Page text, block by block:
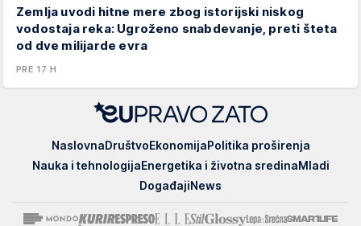
Zemlja uvodi hitne mere zbog istorijski niskog
vodostaja reka: Ugroženo snabdevanje, preti šteta
od dve milijarde evra
PRE 17 H
EUpravo
zato
NaslovnaDruštvoEkonomijaPolitika proširenja
Nauka i tehnologijaEnergetika i životna sredinaMladi
DogađajiNews